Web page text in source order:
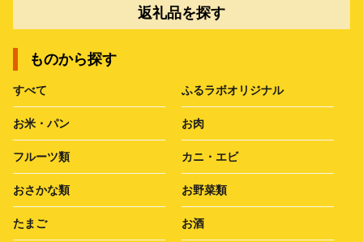
返礼品を探す
ものから探す
すべて ふるラボオリジナル
お米・パン お肉
フルーツ類 カニ・エビ
おさかな類 お野菜類
たまご お酒